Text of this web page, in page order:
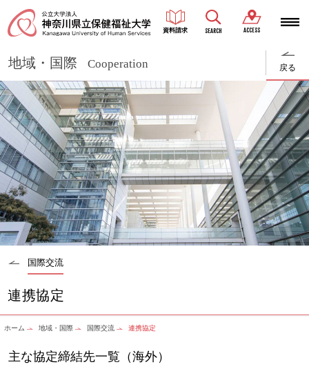
資料請求 SEARCH ACCESS
地域・国際 Cooperation 戻る
国際交流
連携協定
ホーム 地域・国際 国際交流 連携協定
主な協定締結先一覧（海外）